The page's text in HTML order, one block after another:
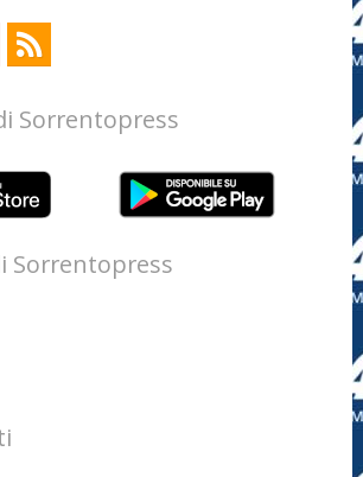
Sorrentopress
Sorrentopress